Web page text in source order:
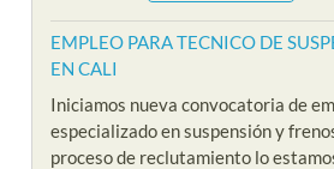
EMPLEO PARA TECNICO DE
EN CALI
Iniciamos nueva convocatoria de
especializado en suspensión y
proceso de reclutamiento lo